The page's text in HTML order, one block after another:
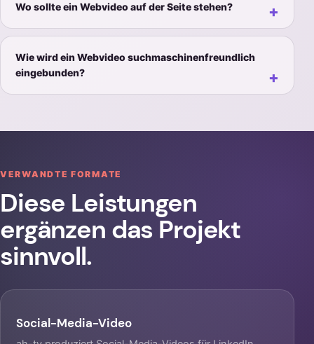
Wo sollte ein Webvideo auf der Seite stehen?
Wie wird ein Webvideo suchmaschinenfreundlich
eingebunden?
VERWANDTE FORMATE
Diese Leistungen
ergänzen das Projekt
sinnvoll.
Social-Media-Video